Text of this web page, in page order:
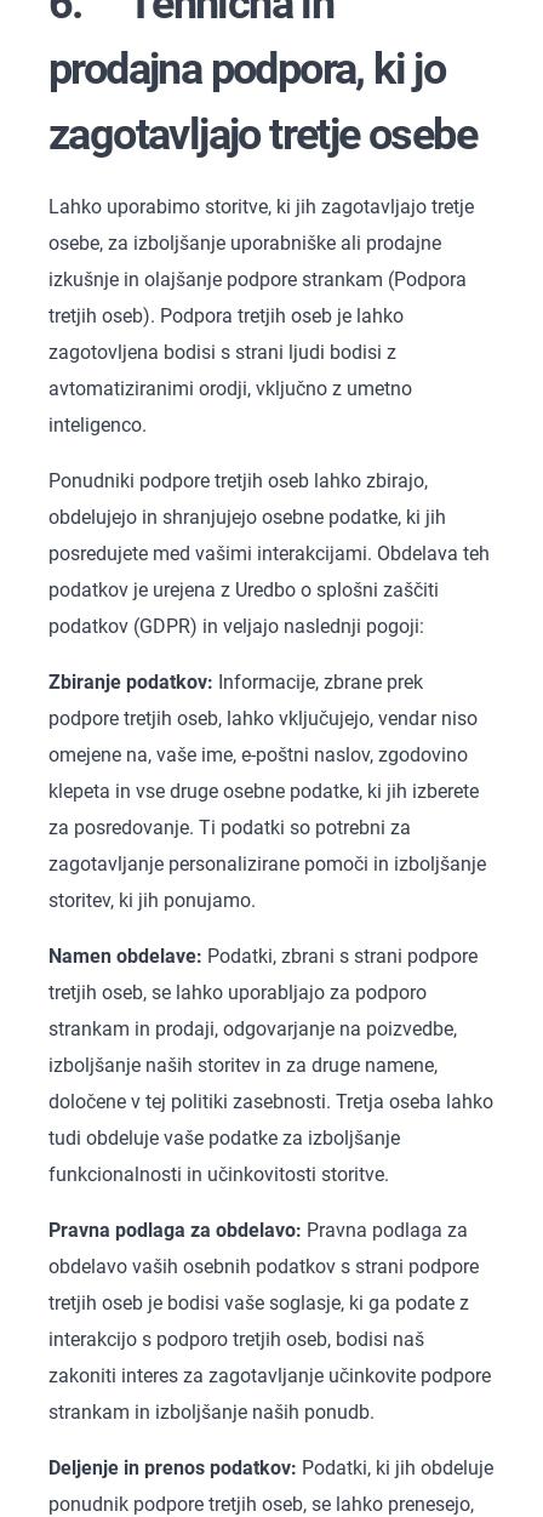
prodajna podpora, ki jo
zagotavljajo tretje osebe
Lahko uporabimo storitve, ki jih zagotavljajo tretje
osebe, za izboljšanje uporabniške ali prodajne
izkušnje in olajšanje podpore strankam (Podpora
tretjih oseb). Podpora tretjih oseb je lahko
zagotovljena bodisi s strani ljudi bodisi z
avtomatiziranimi orodji, vključno z umetno
inteligenco.
Ponudniki podpore tretjih oseb lahko zbirajo,
obdelujejo in shranjujejo osebne podatke, ki jih
posredujete med vašimi interakcijami. Obdelava teh
podatkov je urejena z Uredbo o splošni zaščiti
podatkov (GDPR) in veljajo naslednji pogoji:
Zbiranje podatkov: Informacije, zbrane prek
podpore tretjih oseb, lahko vključujejo, vendar niso
omejene na, vaše ime, e-poštni naslov, zgodovino
klepeta in vse druge osebne podatke, ki jih izberete
za posredovanje. Ti podatki so potrebni za
zagotavljanje personalizirane pomoči in izboljšanje
storitev, ki jih ponujamo.
Namen obdelave: Podatki, zbrani s strani podpore
tretjih oseb, se lahko uporabljajo za podporo
strankam in prodaji, odgovarjanje na poizvedbe,
izboljšanje naših storitev in za druge namene,
določene v tej politiki zasebnosti. Tretja oseba lahko
tudi obdeluje vaše podatke za izboljšanje
funkcionalnosti in učinkovitosti storitve.
Pravna podlaga za obdelavo: Pravna podlaga za
obdelavo vaših osebnih podatkov s strani podpore
tretjih oseb je bodisi vaše soglasje, ki ga podate z
interakcijo s podporo tretjih oseb, bodisi naš
zakoniti interes za zagotavljanje učinkovite podpore
strankam in izboljšanje naših ponudb.
Deljenje in prenos podatkov: Podatki, ki jih obdeluje
ponudnik podpore tretjih oseb, se lahko prenesejo,